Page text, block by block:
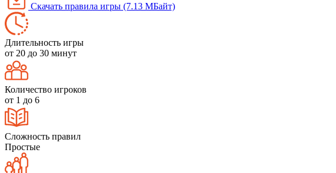
Скачать правила игры (7.13 МБайт)
Длительность игры
от 20 до 30 минут
Количество игроков
от 1 до 6
Сложность правил
Простые